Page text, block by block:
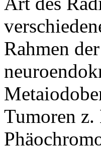
Rahmen
Tumoren z.